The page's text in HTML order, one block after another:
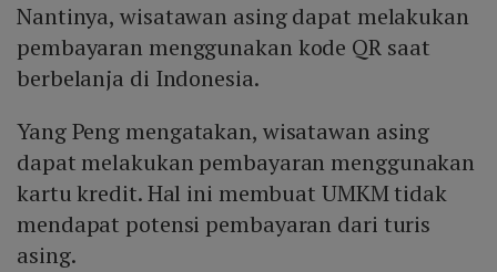
Nantinya, wisatawan asing dapat melakukan
pembayaran menggunakan kode QR saat
berbelanja di Indonesia.
Yang Peng mengatakan, wisatawan asing
dapat melakukan pembayaran menggunakan
kartu kredit. Hal ini membuat UMKM tidak
mendapat potensi pembayaran dari turis
asing.